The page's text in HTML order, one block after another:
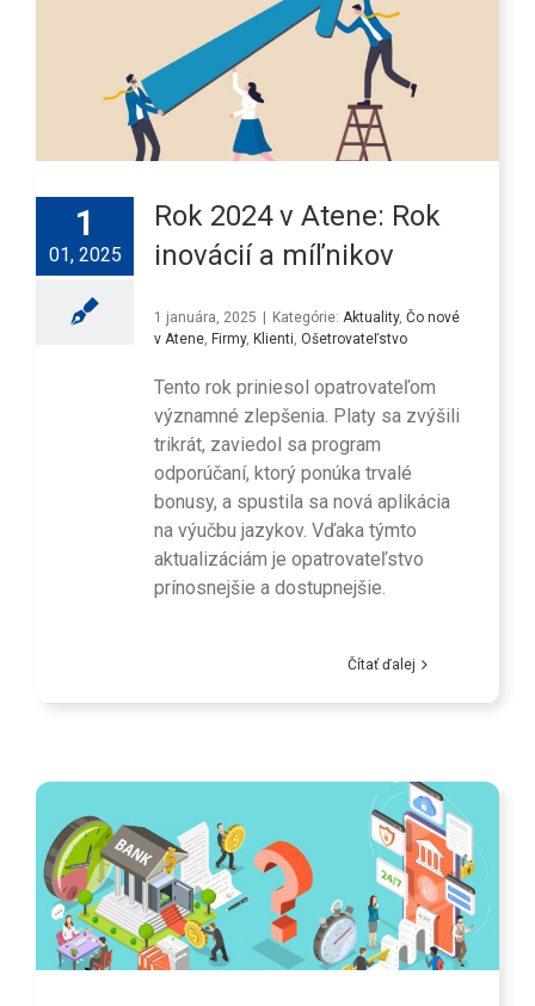
1
01, 2025
Rok 2024 v Atene: Rok
inovácií a míľnikov
1 januára, 2025 Kategórie: Aktuality, Čo nové
v Atene, Firmy, Klienti, Ošetrovateľstvo
Tento rok priniesol opatrovateľom
významné zlepšenia. Platy sa zvýšili
trikrát, zaviedol sa program
odporúčaní, ktorý ponúka trvalé
bonusy, a spustila sa nová aplikácia
na výučbu jazykov. Vďaka týmto
aktualizáciám je opatrovateľstvo
prínosnejšie a dostupnejšie.
Čítať ďalej